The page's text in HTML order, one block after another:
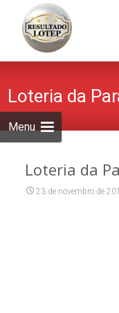
Menu
Loteria da
Loteria da
23 de novembro de